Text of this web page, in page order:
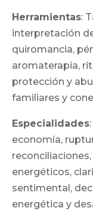
Herramientas:
interpretación
quiromancia,
aromaterapia,
protección y
familiares y
Especialidades
economía,
energéticos,
sentimental,
energética y